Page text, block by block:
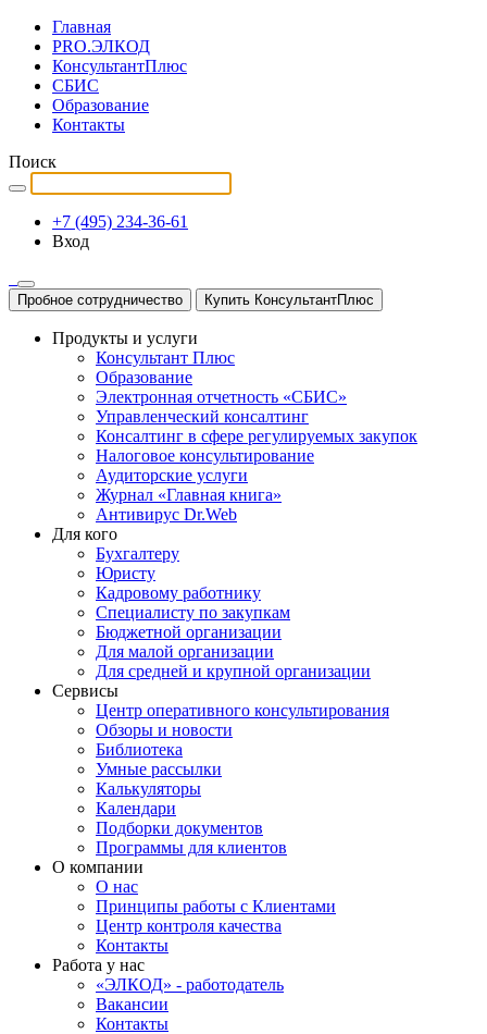
Главная
PRO.ЭЛКОД
КонсультантПлюс
СБИС
Образование
Контакты
Поиск
+7 (495) 234-36-61
Вход
Пробное сотрудничество Купить КонсультантПлюс
Продукты и услуги
Консультант Плюс
Образование
Электронная отчетность «СБИС»
Управленческий консалтинг
Консалтинг в сфере регулируемых закупок
Налоговое консультирование
Аудиторские услуги
Журнал «Главная книга»
Антивирус Dr.Web
Для кого
Бухгалтеру
Юристу
Кадровому работнику
Специалисту по закупкам
Бюджетной организации
Для малой организации
Для средней и крупной организации
Сервисы
Центр оперативного консультирования
Обзоры и новости
Библиотека
Умные рассылки
Калькуляторы
Календари
Подборки документов
Программы для клиентов
О компании
О нас
Принципы работы с Клиентами
Центр контроля качества
Контакты
Работа у нас
«ЭЛКОД» - работодатель
Вакансии
Контакты